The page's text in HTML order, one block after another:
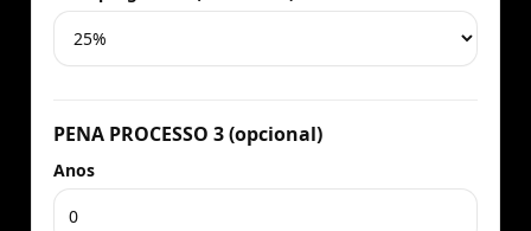
PENA PROCESSO 3 (opcional)
Anos